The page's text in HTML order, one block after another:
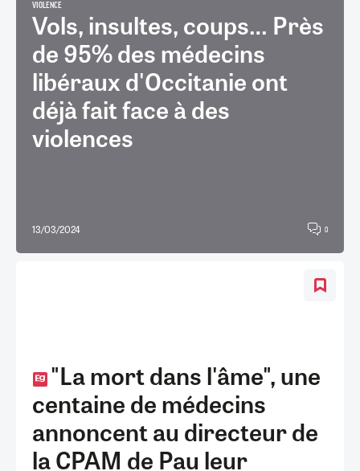
VIOLENCE
Vols, insultes, coups… Près
de 95% des médecins
libéraux d'Occitanie ont
déjà fait face à des
violences
13/03/2024 0
"La mort dans l'âme", une
centaine de médecins
annoncent au directeur de
la CPAM de Pau leur